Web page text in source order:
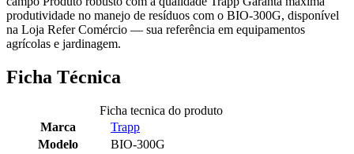
produtividade no manejo de resíduos com o BIO-300G, disponível
na Loja Refer Comércio — sua referência em equipamentos
agrícolas e jardinagem.
Ficha Técnica
Ficha tecnica do produto
Marca
Trapp
Modelo
BIO-300G